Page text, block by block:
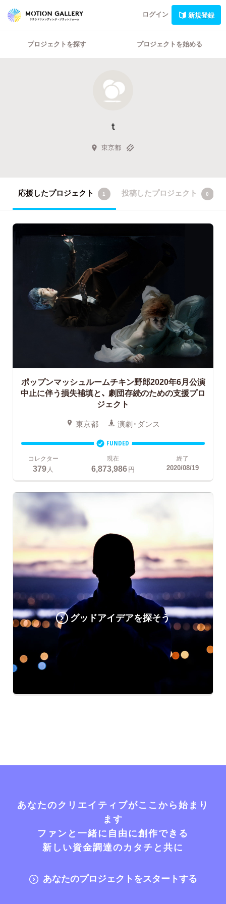
ログイン 新規登録
プロジェクトを探す プロジェクトを始める
ｔ
東京都
応援したプロジェクト 1 投稿したプロジェクト 0
ポップンマッシュルームチキン野郎2020年6月公演
中止に伴う損失補填と、 劇団存続のための支援プロ
ジェクト
東京都 演劇・ダンス
FUNDED
コレクター
379 人
現在
6,873,986円
終了
2020/08/19
グッドアイデアを探そう
あなたのクリエイティブがここから始まり
ます
ファンと一緒に自由に創作できる
新しい資金調達のカタチと共に
あなたのプロジェクトをスタートする